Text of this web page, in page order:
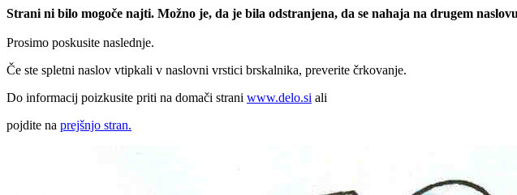
Strani ni bilo mogoče najti. Možno je, da je bila odstranjena, da se nahaja na drugem
Prosimo poskusite naslednje.
Če ste spletni naslov vtipkali v naslovni vrstici brskalnika, preverite črkovanje.
Do informacij poizkusite priti na domači strani www.delo.si ali
pojdite na prejšnjo stran.